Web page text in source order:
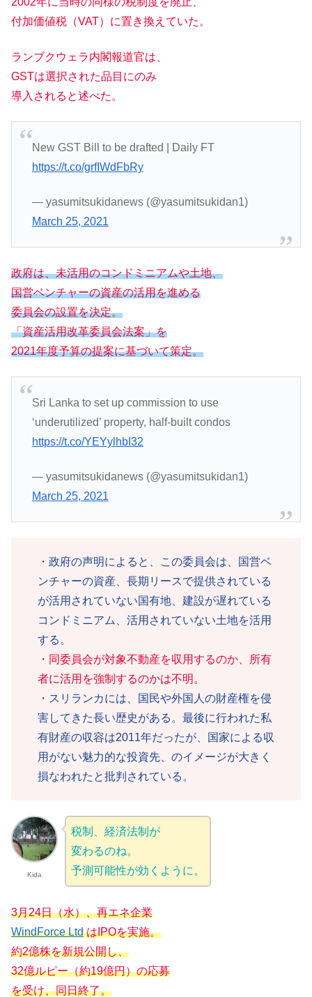
付加価値税（VAT）に置き換えていた。
ランブクウェラ内閣報道官は、
GSTは選択された品目にのみ
導入されると述べた。
New GST Bill to be drafted | Daily FT
https://t.co/grfIWdFbRy
— yasumitsukidanews (@yasumitsukidan1)
March 25, 2021
政府は、未活用のコンドミニアムや土地、
国営ベンチャーの資産の活用を進める
委員会の設置を決定。
「資産活用改革委員会法案」を
2021年度予算の提案に基づいて策定。
Sri Lanka to set up commission to use
‘underutilized’ property, half-built condos
https://t.co/YEYylhbI32
— yasumitsukidanews (@yasumitsukidan1)
March 25, 2021
・政府の声明によると、この委員会は、国営ベ
ンチャーの資産、長期リースで提供されている
が活用されていない国有地、建設が遅れている
コンドミニアム、活用されていない土地を活用
する。
・ 同委員会が対象不動産を収用するのか、所有
者に活用を強制するのかは不明。
・スリランカには、国民や外国人の財産権を侵
害してきた長い歴史がある。最後に行われた私
有財産の収容は2011年だったが、国家による収
用がない魅力的な投資先、のイメージが大きく
損なわれたと批判されている。
Kida
税制、経済法制が
変わるのね。
予測可能性が効くように。
3月24日（水）、再エネ企業
WindForce LtdはIPOを実施。
約2億株を新規公開し、
32億ルピー（約19億円）の応募
を受け、同日終了。